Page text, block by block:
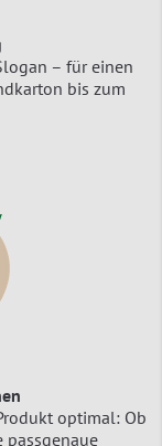
– für einen
bis zum
optimal: Ob